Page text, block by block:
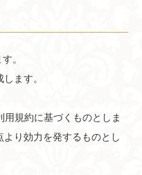
。
ます。
規約に基づくものとしま
り効力を発するものとし